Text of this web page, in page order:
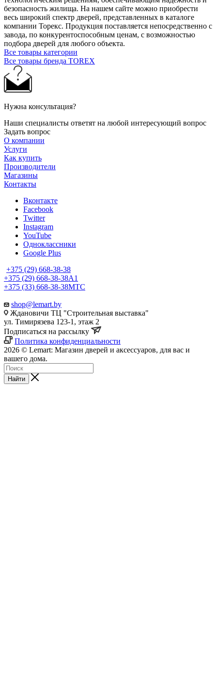
безопасность жилища. На нашем сайте можно приобрести
весь широкий спектр дверей, представленных в каталоге
компании Торекс. Продукция поставляется непосредственно с
завода, по конкурентоспособным ценам, с возможностью
подбора дверей для любого объекта.
Все товары категории
Все товары бренда TOREX
Нужна консультация?
Наши специалисты ответят на любой интересующий вопрос
Задать вопрос
О компании
Услуги
Как купить
Производители
Магазины
Контакты
Вконтакте
Facebook
Twitter
Instagram
YouTube
Одноклассники
Google Plus
+375 (29) 668-38-38
+375 (29) 668-38-38A1
+375 (33) 668-38-38МТС
shop@lemart.by
Ждановичи ТЦ "Строительная выставка"
ул. Тимирязева 123-1, этаж 2
Подписаться на рассылку
Политика конфиденциальности
2026 © Lemart: Магазин дверей и аксессуаров, для вас и
вашего дома.
Найти